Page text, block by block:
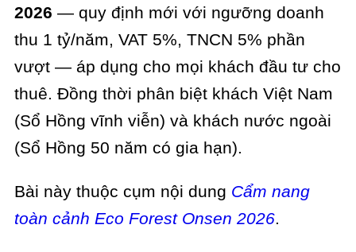
2026 — quy định mới với ngưỡng doanh
thu 1 tỷ/năm, VAT 5%, TNCN 5% phần
vượt — áp dụng cho mọi khách đầu tư cho
thuê. Đồng thời phân biệt khách Việt Nam
(Sổ Hồng vĩnh viễn) và khách nước ngoài
(Sổ Hồng 50 năm có gia hạn).
Bài này thuộc cụm nội dung Cẩm nang
toàn cảnh Eco Forest Onsen 2026.